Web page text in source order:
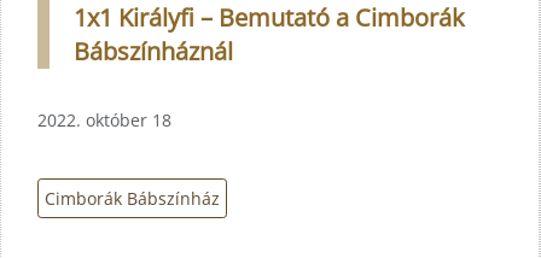
1x1 Királyfi – Bemutató a Cimborák
Bábszínháznál
2022. október 18
Cimborák Bábszínház